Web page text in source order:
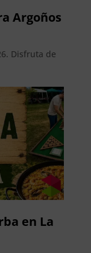
Argoños
Disfruta de
en La